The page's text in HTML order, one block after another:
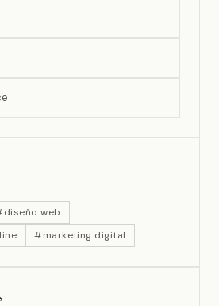
web
#marketing digital